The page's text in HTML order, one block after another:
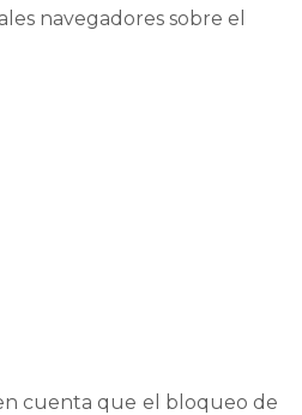
navegadores sobre el
cuenta que el bloqueo de